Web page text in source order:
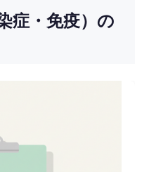
症・免疫）の